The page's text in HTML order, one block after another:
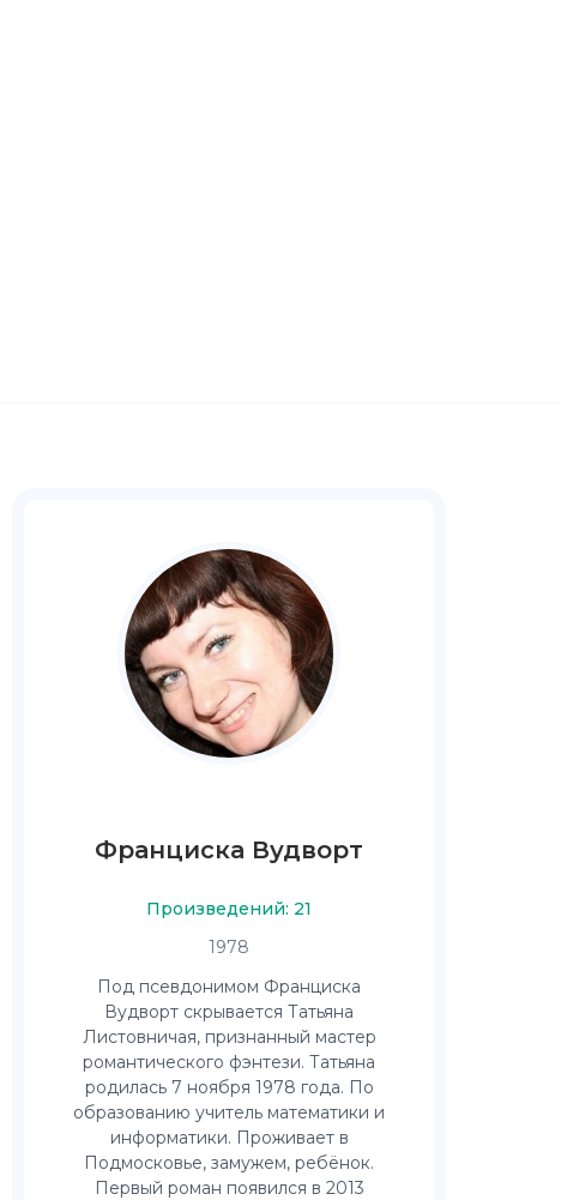
Франциска Вудворт
Произведений: 21
1978
Под псевдонимом Франциска
Вудворт скрывается Татьяна
Листовничая, признанный мастер
романтического фэнтези. Татьяна
родилась 7 ноября 1978 года. По
образованию учитель математики и
информатики. Проживает в
Подмосковье, замужем, ребёнок.
Первый роман появился в 2013